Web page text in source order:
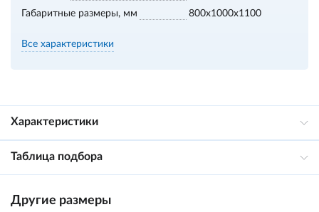
Габаритные размеры, мм
800х1000х1100
Все характеристики
Характеристики
Таблица подбора
Другие размеры